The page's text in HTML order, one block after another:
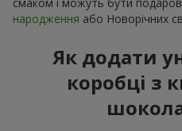
народження або Новорічних
Як додати
коробці з